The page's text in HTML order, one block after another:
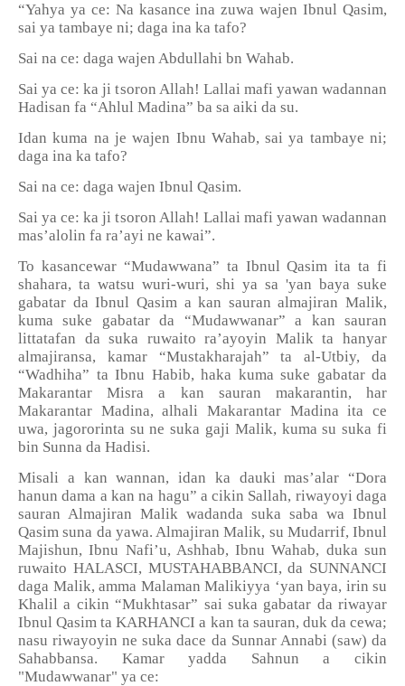
“Yahya ya ce: Na kasance ina zuwa wajen Ibnul Qasim,
sai ya tambaye ni; daga ina ka tafo?
Sai na ce: daga wajen Abdullahi bn Wahab.
Sai ya ce: ka ji tsoron Allah! Lallai mafi yawan wadannan
Hadisan fa “Ahlul Madina” ba sa aiki da su.
Idan kuma na je wajen Ibnu Wahab, sai ya tambaye ni;
daga ina ka tafo?
Sai na ce: daga wajen Ibnul Qasim.
Sai ya ce: ka ji tsoron Allah! Lallai mafi yawan wadannan
mas’alolin fa ra’ayi ne kawai”.
To kasancewar “Mudawwana” ta Ibnul Qasim ita ta fi
shahara, ta watsu wuri-wuri, shi ya sa 'yan baya suke
gabatar da Ibnul Qasim a kan sauran almajiran Malik,
kuma suke gabatar da “Mudawwanar” a kan sauran
littatafan da suka ruwaito ra’ayoyin Malik ta hanyar
almajiransa, kamar “Mustakharajah” ta al-Utbiy, da
“Wadhiha” ta Ibnu Habib, haka kuma suke gabatar da
Makarantar Misra a kan sauran makarantin, har
Makarantar Madina, alhali Makarantar Madina ita ce
uwa, jagororinta su ne suka gaji Malik, kuma su suka fi
bin Sunna da Hadisi.
Misali a kan wannan, idan ka dauki mas’alar “Dora
hanun dama a kan na hagu” a cikin Sallah, riwayoyi daga
sauran Almajiran Malik wadanda suka saba wa Ibnul
Qasim suna da yawa. Almajiran Malik, su Mudarrif, Ibnul
Majishun, Ibnu Nafi’u, Ashhab, Ibnu Wahab, duka sun
ruwaito HALASCI, MUSTAHABBANCI, da SUNNANCI
daga Malik, amma Malaman Malikiyya ‘yan baya, irin su
Khalil a cikin “Mukhtasar” sai suka gabatar da riwayar
Ibnul Qasim ta KARHANCI a kan ta sauran, duk da cewa;
nasu riwayoyin ne suka dace da Sunnar Annabi (saw) da
Sahabbansa. Kamar yadda Sahnun a cikin
"Mudawwanar" ya ce: